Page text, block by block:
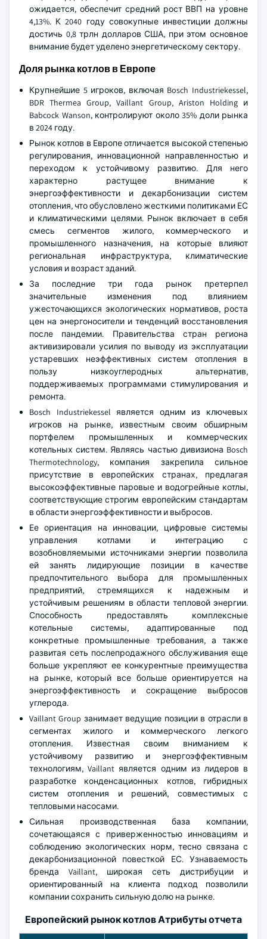
ожидается, обеспечит средний рост ВВП на уровне
4,13%. К 2040 году совокупные инвестиции должны
достичь 0,8 трлн долларов США, при этом основное
внимание будет уделено энергетическому сектору.
Доля рынка котлов в Европе
Крупнейшие 5 игроков, включая Bosch Industriekessel,
BDR Thermea Group, Vaillant Group, Ariston Holding и
Babcock Wanson, контролируют около 35% доли рынка
в 2024 году.
Рынок котлов в Европе отличается высокой степенью
регулирования, инновационной направленностью и
переходом к устойчивому развитию. Для него
характерно растущее внимание к
энергоэффективности и декарбонизации систем
отопления, что обусловлено жесткими политиками ЕС
и климатическими целями. Рынок включает в себя
смесь сегментов жилого, коммерческого и
промышленного назначения, на которые влияют
региональная инфраструктура, климатические
условия и возраст зданий.
За последние три года рынок претерпел
значительные изменения под влиянием
ужесточающихся экологических нормативов, роста
цен на энергоносители и тенденций восстановления
после пандемии. Правительства стран региона
активизировали усилия по выводу из эксплуатации
устаревших неэффективных систем отопления в
пользу низкоуглеродных альтернатив,
поддерживаемых программами стимулирования и
ремонта.
Bosch Industriekessel является одним из ключевых
игроков на рынке, известным своим обширным
портфелем промышленных и коммерческих
котельных систем. Являясь частью дивизиона Bosch
Thermotechnology, компания закрепила сильное
присутствие в европейских странах, предлагая
высокоэффективные паровые и водогрейные котлы,
соответствующие строгим европейским стандартам
в области энергоэффективности и выбросов.
Ее ориентация на инновации, цифровые системы
управления котлами и интеграцию с
возобновляемыми источниками энергии позволила
ей занять лидирующие позиции в качестве
предпочтительного выбора для промышленных
предприятий, стремящихся к надежным и
устойчивым решениям в области тепловой энергии.
Способность предоставлять комплексные
котельные системы, адаптированные под
конкретные промышленные требования, а также
развитая сеть послепродажного обслуживания еще
больше укрепляют ее конкурентные преимущества
на рынке, который все больше ориентируется на
энергоэффективность и сокращение выбросов
углерода.
Vaillant Group занимает ведущие позиции в отрасли в
сегментах жилого и коммерческого легкого
отопления. Известная своим вниманием к
устойчивому развитию и энергоэффективным
технологиям, Vaillant является одним из лидеров в
разработке конденсационных котлов, гибридных
систем отопления и решений, совместимых с
тепловыми насосами.
Сильная производственная база компании,
сочетающаяся с приверженностью инновациям и
соблюдению экологических норм, тесно связана с
декарбонизационной повесткой ЕС. Узнаваемость
бренда Vaillant, широкая сеть дистрибуции и
ориентированный на клиента подход позволили
компании сохранить сильную долю на рынке.
Европейский рынок котлов Атрибуты отчета